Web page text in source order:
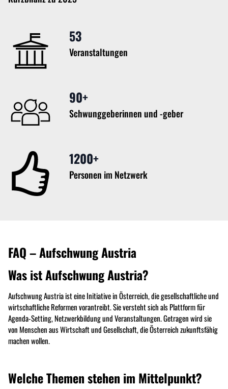
53
Veranstaltungen
90+
Schwunggeberinnen und -geber
1200+
Personen im Netzwerk
FAQ – Aufschwung Austria
Was ist Aufschwung Austria?
Aufschwung Austria ist eine Initiative in Österreich, die gesellschaftliche und
wirtschaftliche Reformen vorantreibt. Sie versteht sich als Plattform für
Agenda-Setting, Netzwerkbildung und Veranstaltungen. Getragen wird sie
von Menschen aus Wirtschaft und Gesellschaft, die Österreich zukunftsfähig
machen wollen.
Welche Themen stehen im Mittelpunkt?